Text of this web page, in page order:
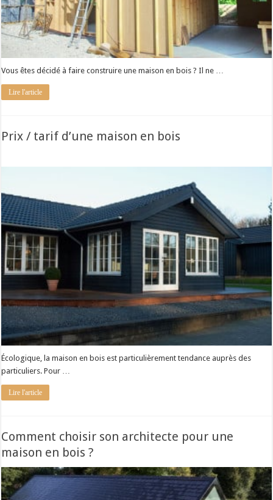
Vous êtes décidé à faire construire une maison en bois ? Il ne …
Lire l'article
Prix / tarif d’une maison en bois
Écologique, la maison en bois est particulièrement tendance auprès des
particuliers. Pour …
Lire l'article
Comment choisir son architecte pour une
maison en bois ?